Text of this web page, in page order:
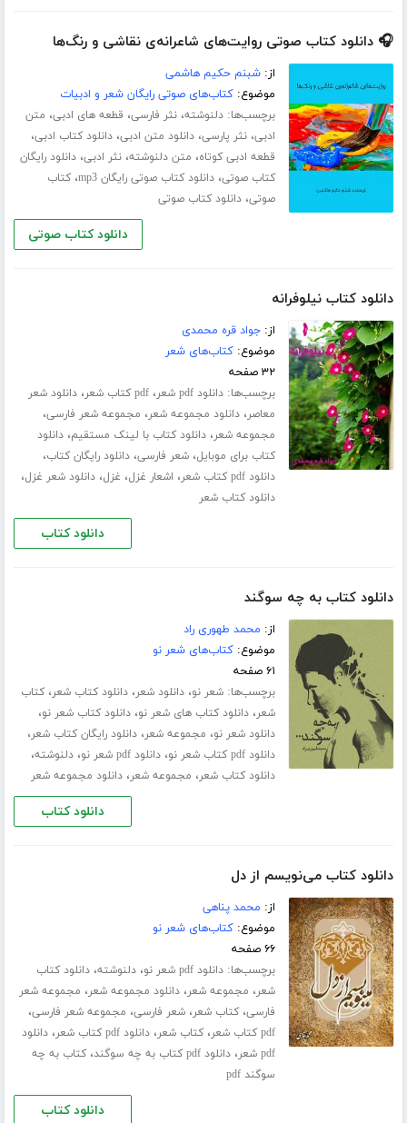
🎧 دانلود کتاب صوتی روایت‌های شاعرانه‌ی نقاشی و رنگ‌ها
از:شبنم حکیم هاشمی
موضوع:کتاب‌های صوتی رایگان شعر و ادبیات
برچسب‌ها:دلنوشته،نثر فارسی، قطعه های ادبی، متن
ادبی،نثر پارسی،دانلود متن ادبی،دانلود کتاب ادبی،
قطعه ادبی کوتاه، متن دلنوشته،نثر ادبی،دانلود رایگان
کتاب صوتی،دانلود کتاب صوتی رایگان mp3 ،کتاب
صوتی،دانلود کتاب صوتی
دانلود کتاب صوتی
دانلود کتاب نیلوفرانه
از:جواد قره محمدی
موضوع:کتاب‌های شعر
۳۲ صفحه
برچسب‌ها:دانلود pdf شعر ،pdf کتاب شعر ،دانلود شعر
معاصر،دانلود مجموعه شعر، مجموعه شعر فارسی،
مجموعه شعر،دانلود کتاب با لینک مستقیم،دانلود
کتاب برای موبایل،شعر فارسی،دانلود رایگان کتاب،
دانلود pdf کتاب شعر ، اشعار غزل، غزل،دانلود شعر غزل،
دانلود کتاب شعر
دانلود کتاب
دانلود کتاب به چه سوگند
از: محمد طهوری راد
موضوع:کتاب‌های شعر نو
۶۱ صفحه
برچسب‌ها:شعر نو،دانلود شعر،دانلود کتاب شعر،کتاب
شعر،دانلود کتاب های شعر نو،دانلود کتاب شعر نو،
دانلود شعر نو، مجموعه شعر،دانلود رایگان کتاب شعر،
دانلود pdf کتاب شعر نو ،دانلود pdf شعر نو ،دلنوشته،
دانلود کتاب شعر، مجموعه شعر،دانلود مجموعه شعر
دانلود کتاب
دانلود کتاب می‌نویسم از دل
از: محمد پناهی
موضوع:کتاب‌های شعر نو
۶۶ صفحه
برچسب‌ها:دانلود pdf شعر نو ،دلنوشته،دانلود کتاب
شعر، مجموعه شعر،دانلود مجموعه شعر، مجموعه شعر
فارسی،کتاب شعر،شعر فارسی، مجموعه شعر فارسی،
pdf کتاب شعر ،کتاب شعر،دانلود pdf کتاب شعر ،دانلود
pdf شعر
،دانلود pdf کتاب به چه سوگند ،کتاب به چه
سوگند pdf
دانلود کتاب